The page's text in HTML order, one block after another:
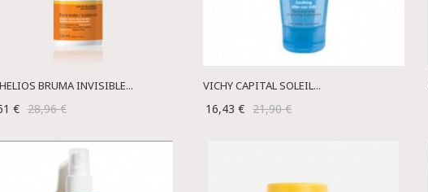
BRUMA INVISIBLE...
€ 28,96 €
VICHY CAPITAL SOLEIL...
16,43 € 21,90 €